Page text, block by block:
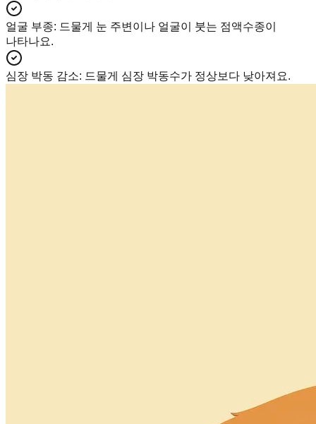
얼굴 부종: 드물게 눈 주변이나 얼굴이 붓는 점액수종이
나타나요.
심장 박동 감소: 드물게 심장 박동수가 정상보다 낮아져요.